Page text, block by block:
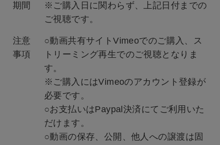
期間
※ご購入日に関わらず、上記日付までの
ご視聴です。
注意
事項
○動画共有サイトVimeoでのご購入、ス
トリーミング再生でのご視聴となりま
す。
※ご購入にはVimeoのアカウント登録が
必要です。
○お支払いはPaypal決済にてご利用いた
だけます。
○動画の保存、公開、他人への譲渡は固